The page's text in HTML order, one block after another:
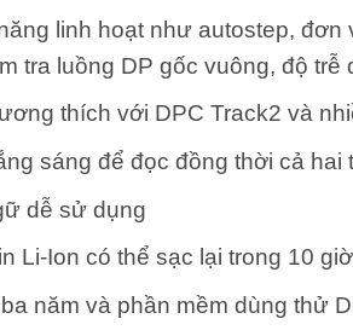
linh hoạt như autostep,
tra luồng DP gốc vuông, độ
thích với DPC Track2 và
sáng để đọc đồng thời cả
dễ sử dụng
Li-Ion có thể sạc lại trong 10
năm và phần mềm dùng thử